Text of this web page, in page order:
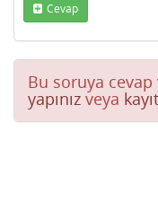
Cevap
Bu soruya
yapınız veya